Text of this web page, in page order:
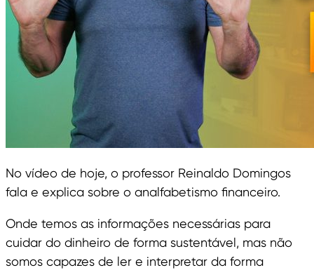
No vídeo de hoje, o professor Reinaldo Domingos
fala e explica sobre o analfabetismo financeiro.
Onde temos as informações necessárias para
cuidar do dinheiro de forma sustentável, mas não
somos capazes de ler e interpretar da forma